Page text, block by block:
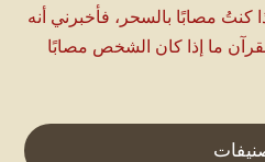
كنتُ مصابًا بالسحر، فأخبرني أنه
ما إذا كان الشخص مصابًا